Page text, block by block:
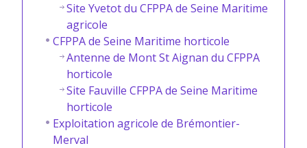
Site Yvetot du CFPPA de Seine Maritime
agricole
CFPPA de Seine Maritime horticole
Antenne de Mont St Aignan du CFPPA
horticole
Site Fauville CFPPA de Seine Maritime
horticole
Exploitation agricole de Brémontier-
Merval